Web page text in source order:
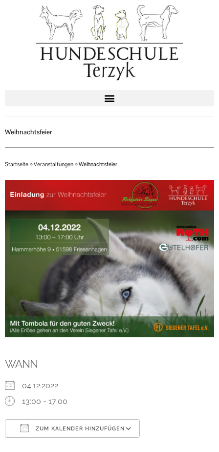
Weihnachtsfeier
Startseite »Veranstaltungen »Weihnachtsfeier
WANN
04.12.2022
13:00 - 17:00
ZUM KALENDER HINZUFÜGEN